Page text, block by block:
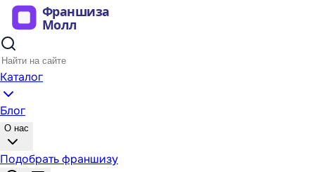
Каталог
Блог
О нас
Подобрать франшизу